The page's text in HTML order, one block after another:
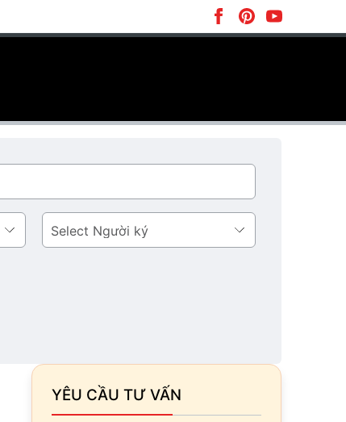
Người
ký
YÊU CẦU TƯ VẤN